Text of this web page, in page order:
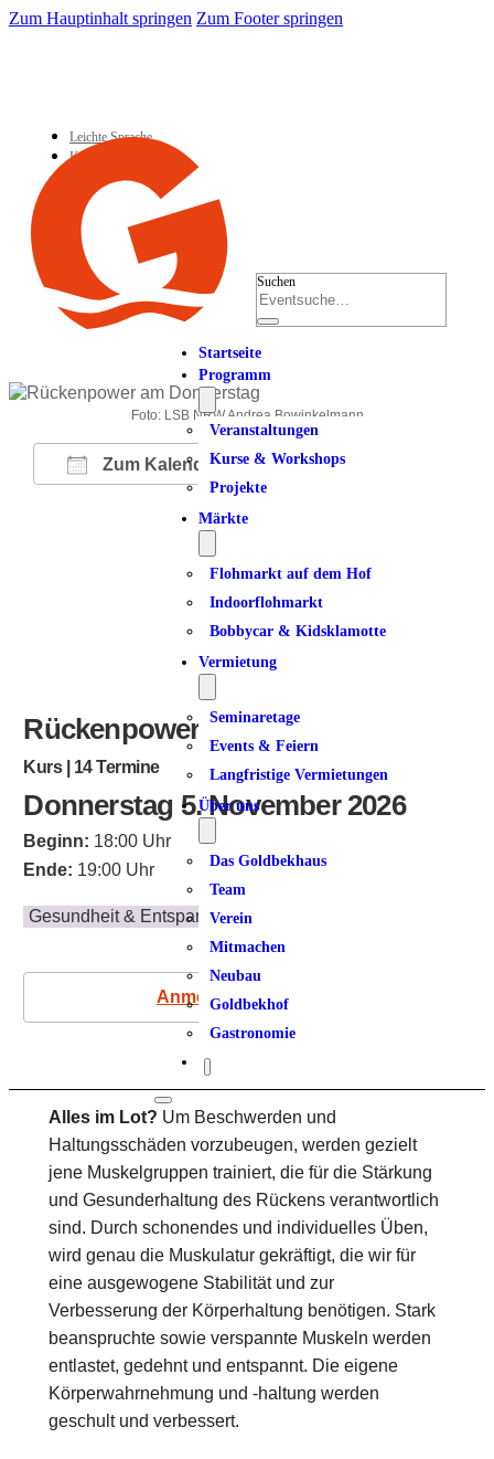
Zum Hauptinhalt springen Zum Footer springen
Leichte Sprache
Kontakt
Suchen
Startseite
Programm
Veranstaltungen
Kurse & Workshops
Projekte
Märkte
Flohmarkt auf dem Hof
Indoorflohmarkt
Bobbycar & Kidsklamotte
Vermietung
Seminaretage
Events & Feiern
Langfristige Vermietungen
Über uns
Das Goldbekhaus
Team
Verein
Mitmachen
Neubau
Goldbekhof
Gastronomie
Foto: LSB NRW Andrea Bowinkelmann
Zum Kalender hinzufügen
ICS herunterladen
Google Kalender
iCalendarOffice 365
Rückenpower am Donnerstag
Kurs | 14 Termine
Donnerstag 5. November 2026
Beginn: 18:00 Uhr
Ende: 19:00 Uhr
Gesundheit & Entspannung
Anmeldung
Alles im Lot? Um Beschwerden und
Haltungsschäden vorzubeugen, werden gezielt
jene Muskelgruppen trainiert, die für die Stärkung
und Gesunderhaltung des Rückens verantwortlich
sind. Durch schonendes und individuelles Üben,
wird genau die Muskulatur gekräftigt, die wir für
eine ausgewogene Stabilität und zur
Verbesserung der Körperhaltung benötigen. Stark
beanspruchte sowie verspannte Muskeln werden
entlastet, gedehnt und entspannt. Die eigene
Körperwahrnehmung und -haltung werden
geschult und verbessert.